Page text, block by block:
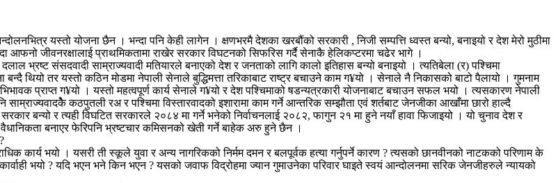
यस्तो योजना छैन । भन्दा पनि केही लागेन । क्षणभरमै देशका खरबौंको सरकारी , निजी सम्पत्ति ध्वस्त बन्यो, बनाइयो र देश मेरो मुठीमा
जीवनरक्षालाई प्राथमिकतामा राखेर सरकार विघटनको सिफरिस गर्दै सेनाकै हेलिकप्टरमा चढेर भागे ।
भ्रष्ट संसदवादी साम्राज्यवादी मतियारले बनाएको देश र जनताको लागि कालो इतिहास बन्यो बनाइयो । त्यतिबेला (र) पश्चिमा
थियो तर यस्तो कठिन मोडमा नेपाली सेनाले बुद्धिमत्ता तरिकाबाट राष्ट्र बचाउने काम ग¥यो । सेनाले नै निकासको बाटो पैलायो । गुमनाम
प्राप्त ग¥यो । यस्तो महत्वपूर्ण कार्य सेनाले ग¥यो र देश पश्चिमाको षडन्यत्रकारी योजनाबाट बचाउन सफल भयो । त्यसकारण नेपाली
कठपुतली रअ र पश्चिमा विस्तारवादको इशारामा काम गर्ने आन्तरिक सम्झौता एवं शर्तबाट जेनजीका आखाँमा छारो हाल्दै
बन्यो र त्यही विघटित सरकारले २०८४ मा गर्ने भनेको निर्वाचनलाई २०८२, फागुन २१ मा हुने नयाँ हावा फिजाइयो । यो चुनाव देश र
बनाएर फेरिपनि भ्रष्टचार कमिसनको खेती गर्ने बाहेक अरु हुने छैन ।
कार्य भयो । यसरी ती स्कूले युवा र अन्य नागरिकको निर्मम दमन र बलपूर्वक हत्या गर्नुपर्ने कारण ? त्यसको छानवीनको नाटकको परिणाम के
भयो ? यदि भएन भने किन भएन ? यसको जवाफ विद्रोहमा ज्यान गुमाउनेका परिवार घाइते स्वयं आन्दोलनमा सरिक जेनजीहरुले न्यायको